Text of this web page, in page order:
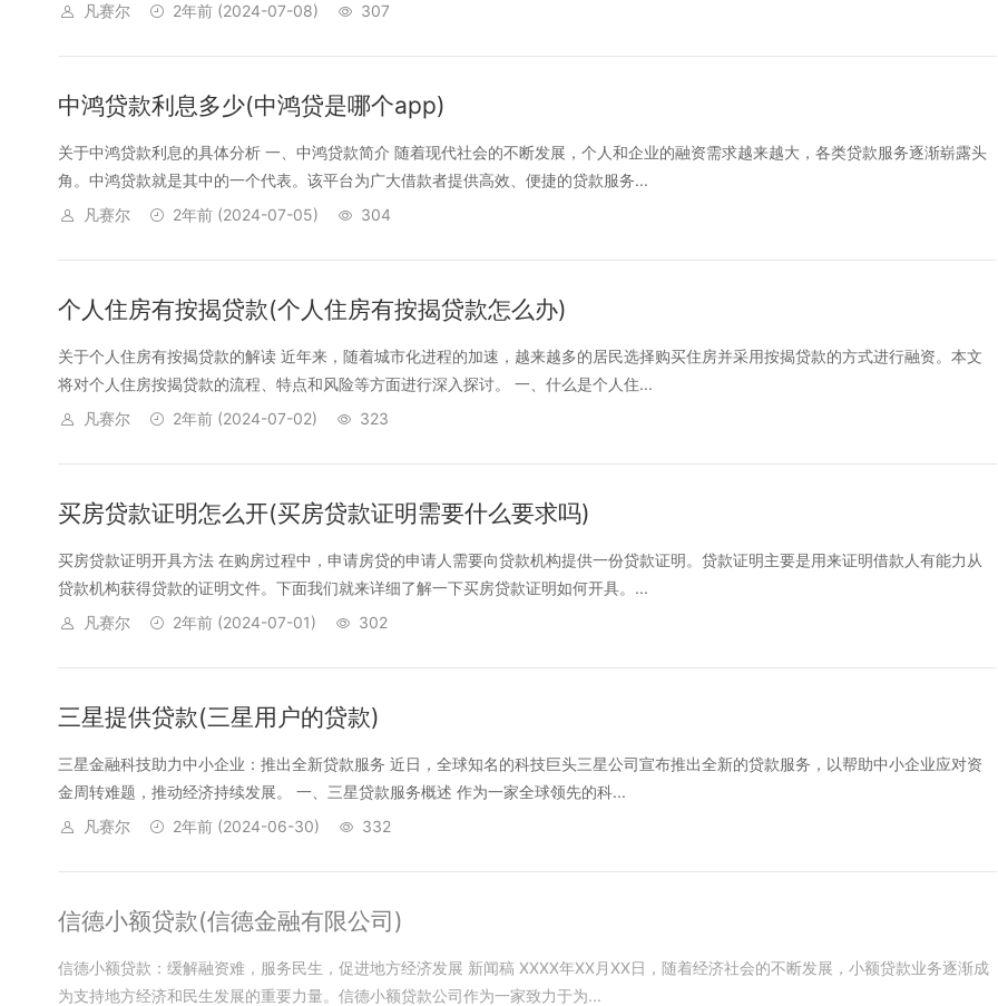
凡赛尔
2年前 (2024-07-08) 307
中鸿贷款利息多少(中鸿贷是哪个app)
关于中鸿贷款利息的具体分析 一、中鸿贷款简介 随着现代社会的不断发展，个人和企业的融资需求越来越大，各类贷款服务逐渐崭露头
角。中鸿贷款就是其中的一个代表。该平台为广大借款者提供高效、便捷的贷款服务...
凡赛尔
2年前 (2024-07-05) 304
个人住房有按揭贷款(个人住房有按揭贷款怎么办)
关于个人住房有按揭贷款的解读 近年来，随着城市化进程的加速，越来越多的居民选择购买住房并采用按揭贷款的方式进行融资。本文
将对个人住房按揭贷款的流程、特点和风险等方面进行深入探讨。 一、什么是个人住...
凡赛尔
2年前 (2024-07-02) 323
买房贷款证明怎么开(买房贷款证明需要什么要求吗)
买房贷款证明开具方法 在购房过程中，申请房贷的申请人需要向贷款机构提供一份贷款证明。贷款证明主要是用来证明借款人有能力从
贷款机构获得贷款的证明文件。下面我们就来详细了解一下买房贷款证明如何开具。...
凡赛尔
2年前 (2024-07-01) 302
三星提供贷款(三星用户的贷款)
三星金融科技助力中小企业：推出全新贷款服务 近日，全球知名的科技巨头三星公司宣布推出全新的贷款服务，以帮助中小企业应对资
金周转难题，推动经济持续发展。 一、三星贷款服务概述 作为一家全球领先的科...
凡赛尔
2年前 (2024-06-30) 332
信德小额贷款(信德金融有限公司)
信德小额贷款：缓解融资难，服务民生，促进地方经济发展 新闻稿 XXXX年XX月XX日，随着经济社会的不断发展，小额贷款业务逐渐成
为支持地方经济和民生发展的重要力量。信德小额贷款公司作为一家致力于为...